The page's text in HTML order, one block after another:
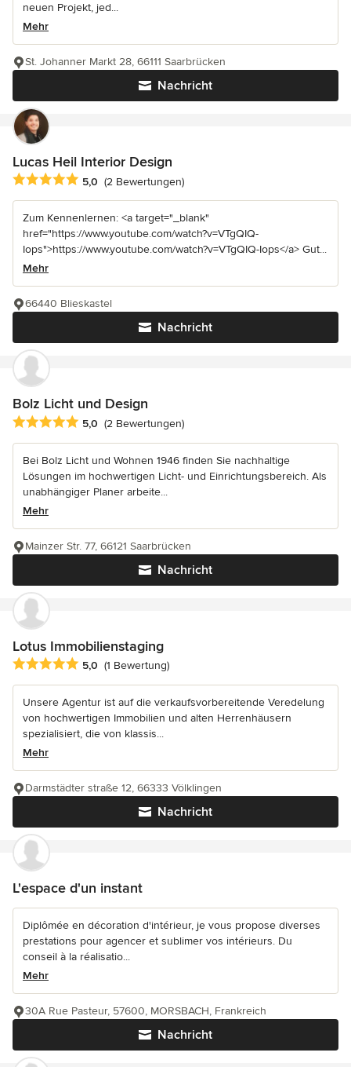
neuen Projekt, jed...
Mehr
Nachricht
St. Johanner Markt 28, 66111 Saarbrücken
Lucas Heil Interior Design
Durchschnittliche Bewertung: 5 von 5 Sternen
5,0 (2 Bewertungen)
Zum Kennenlernen: <a target="_blank"
href="https://www.youtube.com/watch?v=VTgQIQ-
Iops">https://www.youtube.com/watch?v=VTgQIQ-Iops</a> Gut...
Mehr
Nachricht
66440 Blieskastel
Bolz Licht und Design
Durchschnittliche Bewertung: 5 von 5 Sternen
5,0 (2 Bewertungen)
Bei Bolz Licht und Wohnen 1946 finden Sie nachhaltige
Lösungen im hochwertigen Licht- und Einrichtungsbereich. Als
unabhängiger Planer arbeite...
Mehr
Nachricht
Mainzer Str. 77, 66121 Saarbrücken
Lotus Immobilienstaging
Durchschnittliche Bewertung: 5 von 5 Sternen
5,0 (1 Bewertung)
Unsere Agentur ist auf die verkaufsvorbereitende Veredelung
von hochwertigen Immobilien und alten Herrenhäusern
spezialisiert, die von klassis...
Mehr
Nachricht
Darmstädter straße 12, 66333 Völklingen
L'espace d'un instant
Diplômée en décoration d'intérieur, je vous propose diverses
prestations pour agencer et sublimer vos intérieurs. Du
conseil à la réalisatio...
Mehr
Nachricht
30A Rue Pasteur, 57600, MORSBACH, Frankreich